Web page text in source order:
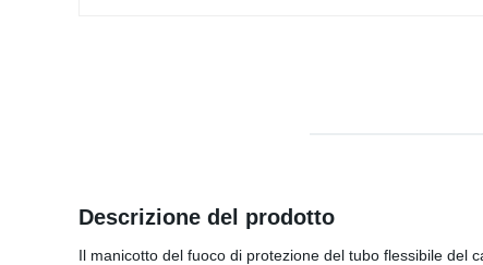
Descrizione del prodotto
Il manicotto del fuoco di protezione del tubo flessibile del